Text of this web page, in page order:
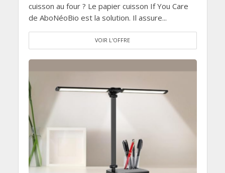
cuisson au four ? Le papier cuisson If You Care
de AboNéoBio est la solution. Il assure...
VOIR L'OFFRE